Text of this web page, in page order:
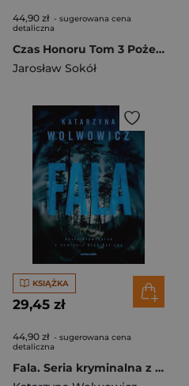
44,90 zł - sugerowana cena
detaliczna
Czas Honoru Tom 3 Pożegnanie z Warszawą
Jarosław Sokół
KSIĄŻKA
29,45 zł
44,90 zł - sugerowana cena
detaliczna
Fala. Seria kryminalna z komisarz Olgą Balicką. Tom 10